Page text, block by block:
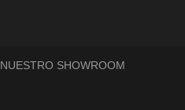
NUESTRO SHOWROOM